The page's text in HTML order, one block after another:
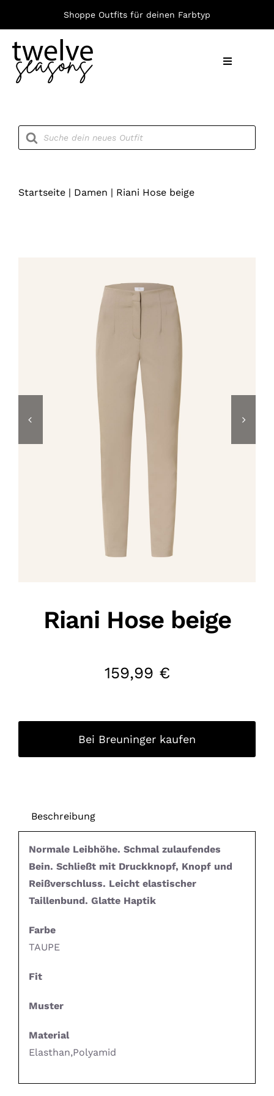
springen
Shoppe Outfits für deinen Farbtyp
Toggle
Products
search
Startseite| Damen | Riani Hose beige
Riani Hose beige
159,99 €
Bei Breuninger kaufen
Beschreibung
Normale Leibhöhe. Schmal zulaufendes
Bein. Schließt mit Druckknopf, Knopf und
Reißverschluss. Leicht elastischer
Taillenbund. Glatte Haptik
Farbe
TAUPE
Fit
Muster
Material
Elasthan,Polyamid